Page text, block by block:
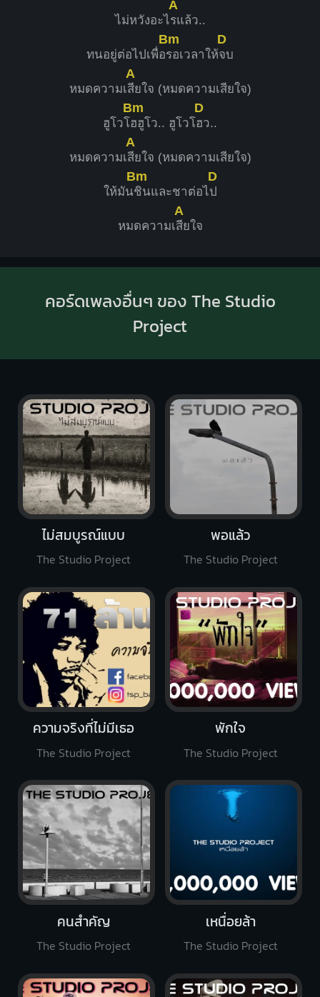
ไม่หวังอะไ
A
รแล้ว..
ทนอยู่ต่อไปเพื่อ
Bm
รอเวลาให้
D
จบ
หมดความเ
A
สียใจ (หมดความเสียใจ)
ฮูโวโ
Bm
ฮฮูโว.. ฮูโวโ
D
ฮว..
หมดความเ
A
สียใจ (หมดความเสียใจ)
ให้มัน
Bm
ชินและชาต่อไ
D
ป
หมดความเ
A
สียใจ
คอร์ดเพลงอื่นๆ ของ The Studio
Project
ความจริงที่ไม่มีเธอ
The Studio Project
เหนื่อยล้า
The Studio Project
พักใจ
The Studio Project
คนสำคัญ
The Studio Project
ไม่สมบูรณ์แบบ
The Studio Project
พอแล้ว
The Studio Project